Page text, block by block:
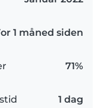
1 måned siden
71%
1 dag